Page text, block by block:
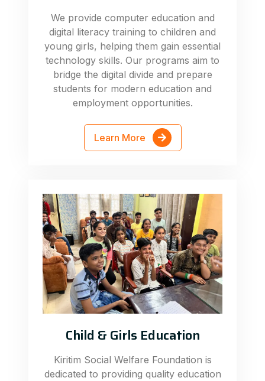
We provide computer education and
digital literacy training to children and
young girls, helping them gain essential
technology skills. Our programs aim to
bridge the digital divide and prepare
students for modern education and
employment opportunities.
Learn More
Child & Girls Education
Kiritim Social Welfare Foundation is
dedicated to providing quality education